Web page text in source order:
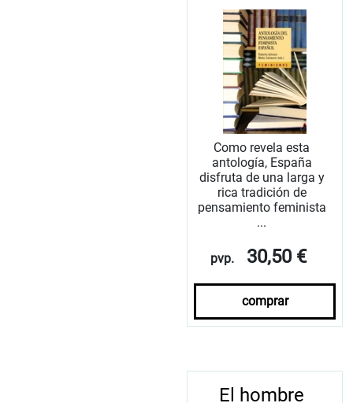
Como revela esta
antología, España
disfruta de una larga y
rica tradición de
pensamiento feminista
...
pvp. 30,50 €
comprar
El hombre